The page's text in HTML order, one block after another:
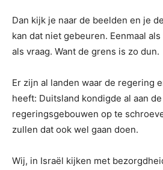
Dan kijk je naar de beelden en je
kan dat niet gebeuren. Eenmaal
als vraag. Want de grens is zo dun.
Er zijn al landen waar de regering
heeft: Duitsland kondigde al aan
regeringsgebouwen op te
zullen dat ook wel gaan doen.
Wij, in Israël kijken met